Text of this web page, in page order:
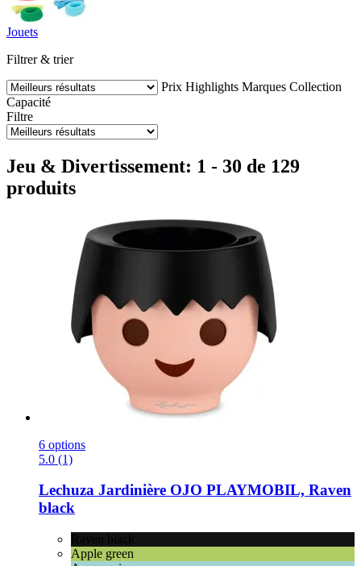
Jouets
Filtrer & trier
Prix Highlights Marques Collection
Capacité
Filtre
Jeu & Divertissement: 1 - 30 de 129
produits
6 options
5.0 (1)
Lechuza Jardinière OJO PLAYMOBIL, Raven
black
Apple green